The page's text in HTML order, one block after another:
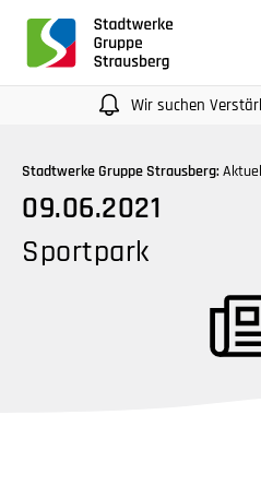
Screenreader
oder
Tabulatorentaste:
Überspringen
der
Hauptnavigation
Wir suchen
Stadtwerke Gruppe Strausberg:
09.06.2021
Sportpark